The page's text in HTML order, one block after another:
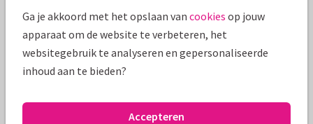
Mooie extra's bij je kaart
Ga je akkoord met het opslaan van cookies op jouw
apparaat om de website te verbeteren, het
websitegebruik te analyseren en gepersonaliseerde
inhoud aan te bieden?
Accepteren